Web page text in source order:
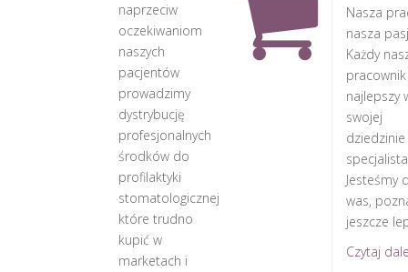
naprzeciw
oczekiwaniom
naszych
pacjentów
prowadzimy
dystrybucję
profesjonalnych
środków do
profilaktyki
stomatologicznej
które trudno
kupić w
marketach i
Nasza
nasza
Każdy
najlepszy
swojej
dziedzinie
Jesteśmy
was,
jeszcze
Czytaj